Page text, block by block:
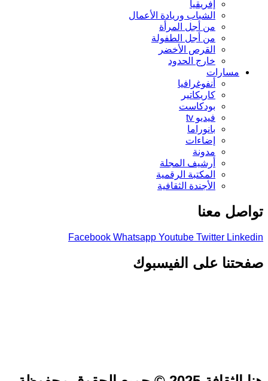
إفريقيا
الشباب وريادة الأعمال
من أجل المرأة
من أجل الطفولة
القرص الأخضر
خارج الحدود
مسارات
أنفوغرافيا
كاريكاتير
بودكاست
فيديو tv
بانوراما
إضاءات
مدونة
أرشيف المجلة
المكتبة الرقمية
الأجندة الثقافية
تواصل معنا
Facebook Whatsapp Youtube Twitter Linkedin
صفحتنا على الفيسبوك